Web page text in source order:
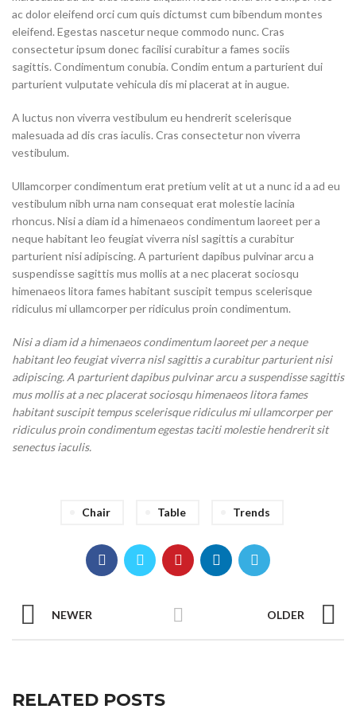
ac dolor eleifend orci cum quis dictumst cum bibendum montes
eleifend. Egestas nascetur neque commodo nunc. Cras
consectetur ipsum donec facilisi curabitur a fames sociis
sagittis. Condimentum conubia. Condim entum a parturient dui
parturient vulputate vehicula dis mi placerat at in augue.
A luctus non viverra vestibulum eu hendrerit scelerisque
malesuada ad dis cras iaculis. Cras consectetur non viverra
vestibulum.
Ullamcorper condimentum erat pretium velit at ut a nunc id a ad eu
vestibulum nibh urna nam consequat erat molestie lacinia
rhoncus. Nisi a diam id a himenaeos condimentum laoreet per a
neque habitant leo feugiat viverra nisl sagittis a curabitur
parturient nisi adipiscing. A parturient dapibus pulvinar arcu a
suspendisse sagittis mus mollis at a nec placerat sociosqu
himenaeos litora fames habitant suscipit tempus scelerisque
ridiculus mi ullamcorper per ridiculus proin condimentum.
Nisi a diam id a himenaeos condimentum laoreet per a neque
habitant leo feugiat viverra nisl sagittis a curabitur parturient nisi
adipiscing. A parturient dapibus pulvinar arcu a suspendisse sagittis
mus mollis at a nec placerat sociosqu himenaeos litora fames
habitant suscipit tempus scelerisque ridiculus mi ullamcorper per
ridiculus proin condimentum egestas taciti molestie hendrerit sit
senectus iaculis.
Chair Table Trends
NEWER OLDER
RELATED POSTS